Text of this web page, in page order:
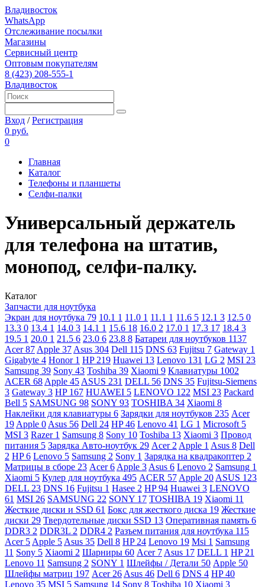
Владивосток
WhatsApp
Отслеживание посылки
Магазины
Сервисный центр
Оптовым покупателям
8 (423) 208-555-1
Владивосток
Вход /Регистрация
0 руб.
0
Главная
Каталог
Телефоны и планшеты
Селфи-палки
Универсальный держатель
для телефона на штатив,
монопод, селфи-палку.
Каталог
Запчасти для ноутбука
Экран для ноутбука 79 10.1 1 11.0 1 11.1 1 11.6 5 12.1 3 12.5 0
13.3 0 13.4 1 14.0 3 14.1 1 15.6 18 16.0 2 17.0 1 17.3 17 18.4 3
19.5 1 20.0 1 21.5 6 23.0 6 23.8 8 Батареи для ноутбуков 1137
Acer87 Apple 37 Asus 304 Dell 115 DNS 63 Fujitsu 7 Gateway 1
Gigabyte 4 Honor 1 HP 219 Huawei 13 Lenovo 131 LG 2 MSI 23
Samsung 39 Sony 43 Toshiba 39 Xiaomi 9 Клавиатуры 1002
ACER 68 Apple 45 ASUS 231 DELL 56 DNS 35 Fujitsu-Siemens
3 Gateway 3 HP 167 HUAWEI 5 LENOVO 122 MSI 23 Packard
Bell 5 SAMSUNG 98 SONY 93 TOSHIBA 34 Xiaomi 8
Наклейки для клавиатуры 6 Зарядки для ноутбуков 235 Acer
19 Apple 0 Asus 56 Dell 24 HP46 Lenovo 41 LG 1 Microsoft 5
MSI 3 Razer 1 Samsung 8 Sony 10 Toshiba 13 Xiaomi 3 Провод
питания 5 Зарядка Авто-ноутбук 29 Acer 2 Apple 1 Asus 8 Dell
2 HP6 Lenovo 5 Samsung 2 Sony 1 Зарядка на квадракоптер 2
Матрицы в сборе 23 Acer6 Apple 3 Asus 6 Lenovo 2 Samsung 1
Xiaomi 5 Кулер для ноутбука 495 ACER 57 Apple 20 ASUS 123
DELL 23 DNS 16 Fujitsu 1 Hasee 2 HP94 Huawei 3 LENOVO
61 MSI 26 SAMSUNG 22 SONY 17 TOSHIBA 19 Xiaomi 11
Жесткие диски и SSD 61 Бокс для жесткого диска 19 Жесткие
диски 29 Твердотельные диски SSD 13 Оперативная память 6
DDR3 2 DDR3L 2 DDR4 2 Разъем питания для ноутбука 115
Acer 5 Apple 5 Asus 35 Dell 8 HP 24 Lenovo 19 Msi 1 Samsung
11 Sony 5 Xiaomi 2 Шарниры 60 Acer 7 Asus 17 DELL 1 HP 21
Lenovo 11 Samsung 2 SONY 1 Шлейфы / Детали 50 Apple 50
Шлейфы матриц 197 Acer 26 Asus 46 Dell 6 DNS 4 HP40
Lenovo 35 MSI 5 Samsung 14 Sony 8 Toshiba 10 Xiaomi 3